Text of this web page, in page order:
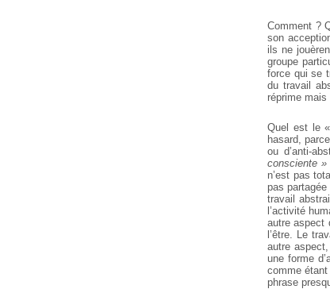
Comment ?
son
ils ne
groupe
force qui se
du travail
réprime mais
Quel est le
hasard,
ou d’anti-
consciente »
n’est pas
pas
travail
l’activité
autre aspect
l’être. Le
autre
une forme
comme
phrase